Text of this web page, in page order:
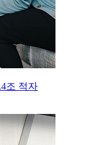
조 적자